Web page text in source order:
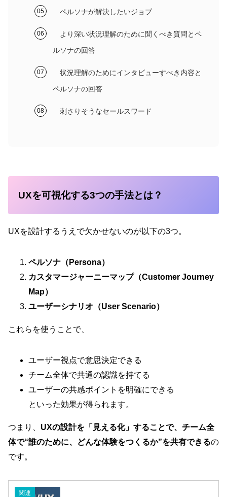
ペルソナが解決したいジョブ
より深い状況理解のために聞くべき質問とペ
ルソナの回答
状況理解のためにインタビューすべき内容と
ペルソナの回答
刺さりそうなセールスワード
UXを可視化する3つの手法とは？
UXを設計するうえで欠かせないのが以下の3つ。
ペルソナ（Persona）
カスタマージャーニーマップ（Customer Journey
Map）
ユーザーシナリオ（User Scenario）
これらを使うことで、
ユーザー視点で意思決定できる
チーム全体で共通の認識を持てる
ユーザーの共感ポイントを明確にできる
といった効果が得られます。
つまり、 UXの設計を「見える化」することで、チーム全
体で“誰のために、どんな体験をつくるか”を共有できるの
です。
関連